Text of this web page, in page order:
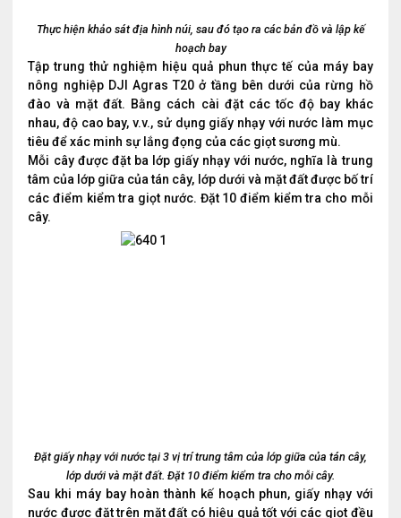
Thực hiện khảo sát địa hình núi, sau đó tạo ra các bản đồ và lập kế
hoạch bay
Tập trung thử nghiệm hiệu quả phun thực tế của máy bay
nông nghiệp DJI Agras T20 ở tầng bên dưới của rừng hồ
đào và mặt đất. Bằng cách cài đặt các tốc độ bay khác
nhau, độ cao bay, v.v., sử dụng giấy nhạy với nước làm mục
tiêu để xác minh sự lắng đọng của các giọt sương mù.
Mỗi cây được đặt ba lớp giấy nhạy với nước, nghĩa là trung
tâm của lớp giữa của tán cây, lớp dưới và mặt đất được bố trí
các điểm kiểm tra giọt nước. Đặt 10 điểm kiểm tra cho mỗi
cây.
Đặt giấy nhạy với nước tại 3 vị trí trung tâm của lớp giữa của tán cây,
lớp dưới và mặt đất. Đặt 10 điểm kiểm tra cho mỗi cây.
Sau khi máy bay hoàn thành kế hoạch phun, giấy nhạy với
nước được đặt trên mặt đất có hiệu quả tốt với các giọt đều